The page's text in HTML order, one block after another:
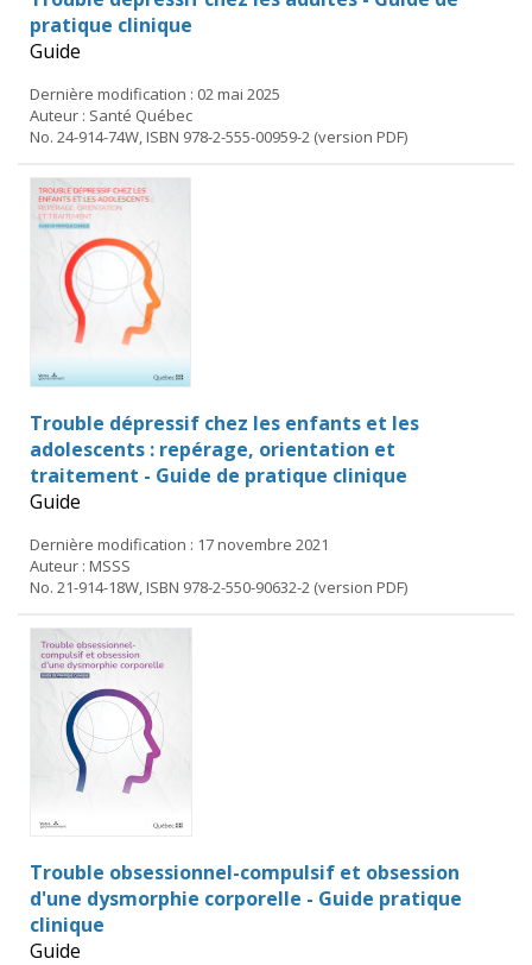
pratique clinique
Guide
Dernière modification : 02 mai 2025
Auteur : Santé Québec
No. 24-914-74W, ISBN 978-2-555-00959-2 (version PDF)
Trouble dépressif chez les enfants et les
adolescents : repérage, orientation et
traitement - Guide de pratique clinique
Guide
Dernière modification : 17 novembre 2021
Auteur : MSSS
No. 21-914-18W, ISBN 978-2-550-90632-2 (version PDF)
Trouble obsessionnel-compulsif et obsession
d'une dysmorphie corporelle - Guide pratique
clinique
Guide